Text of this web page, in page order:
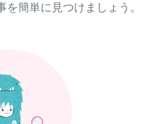
簡単に見つけましょう。